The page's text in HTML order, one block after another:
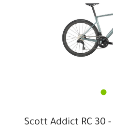
Scott Addict RC 30